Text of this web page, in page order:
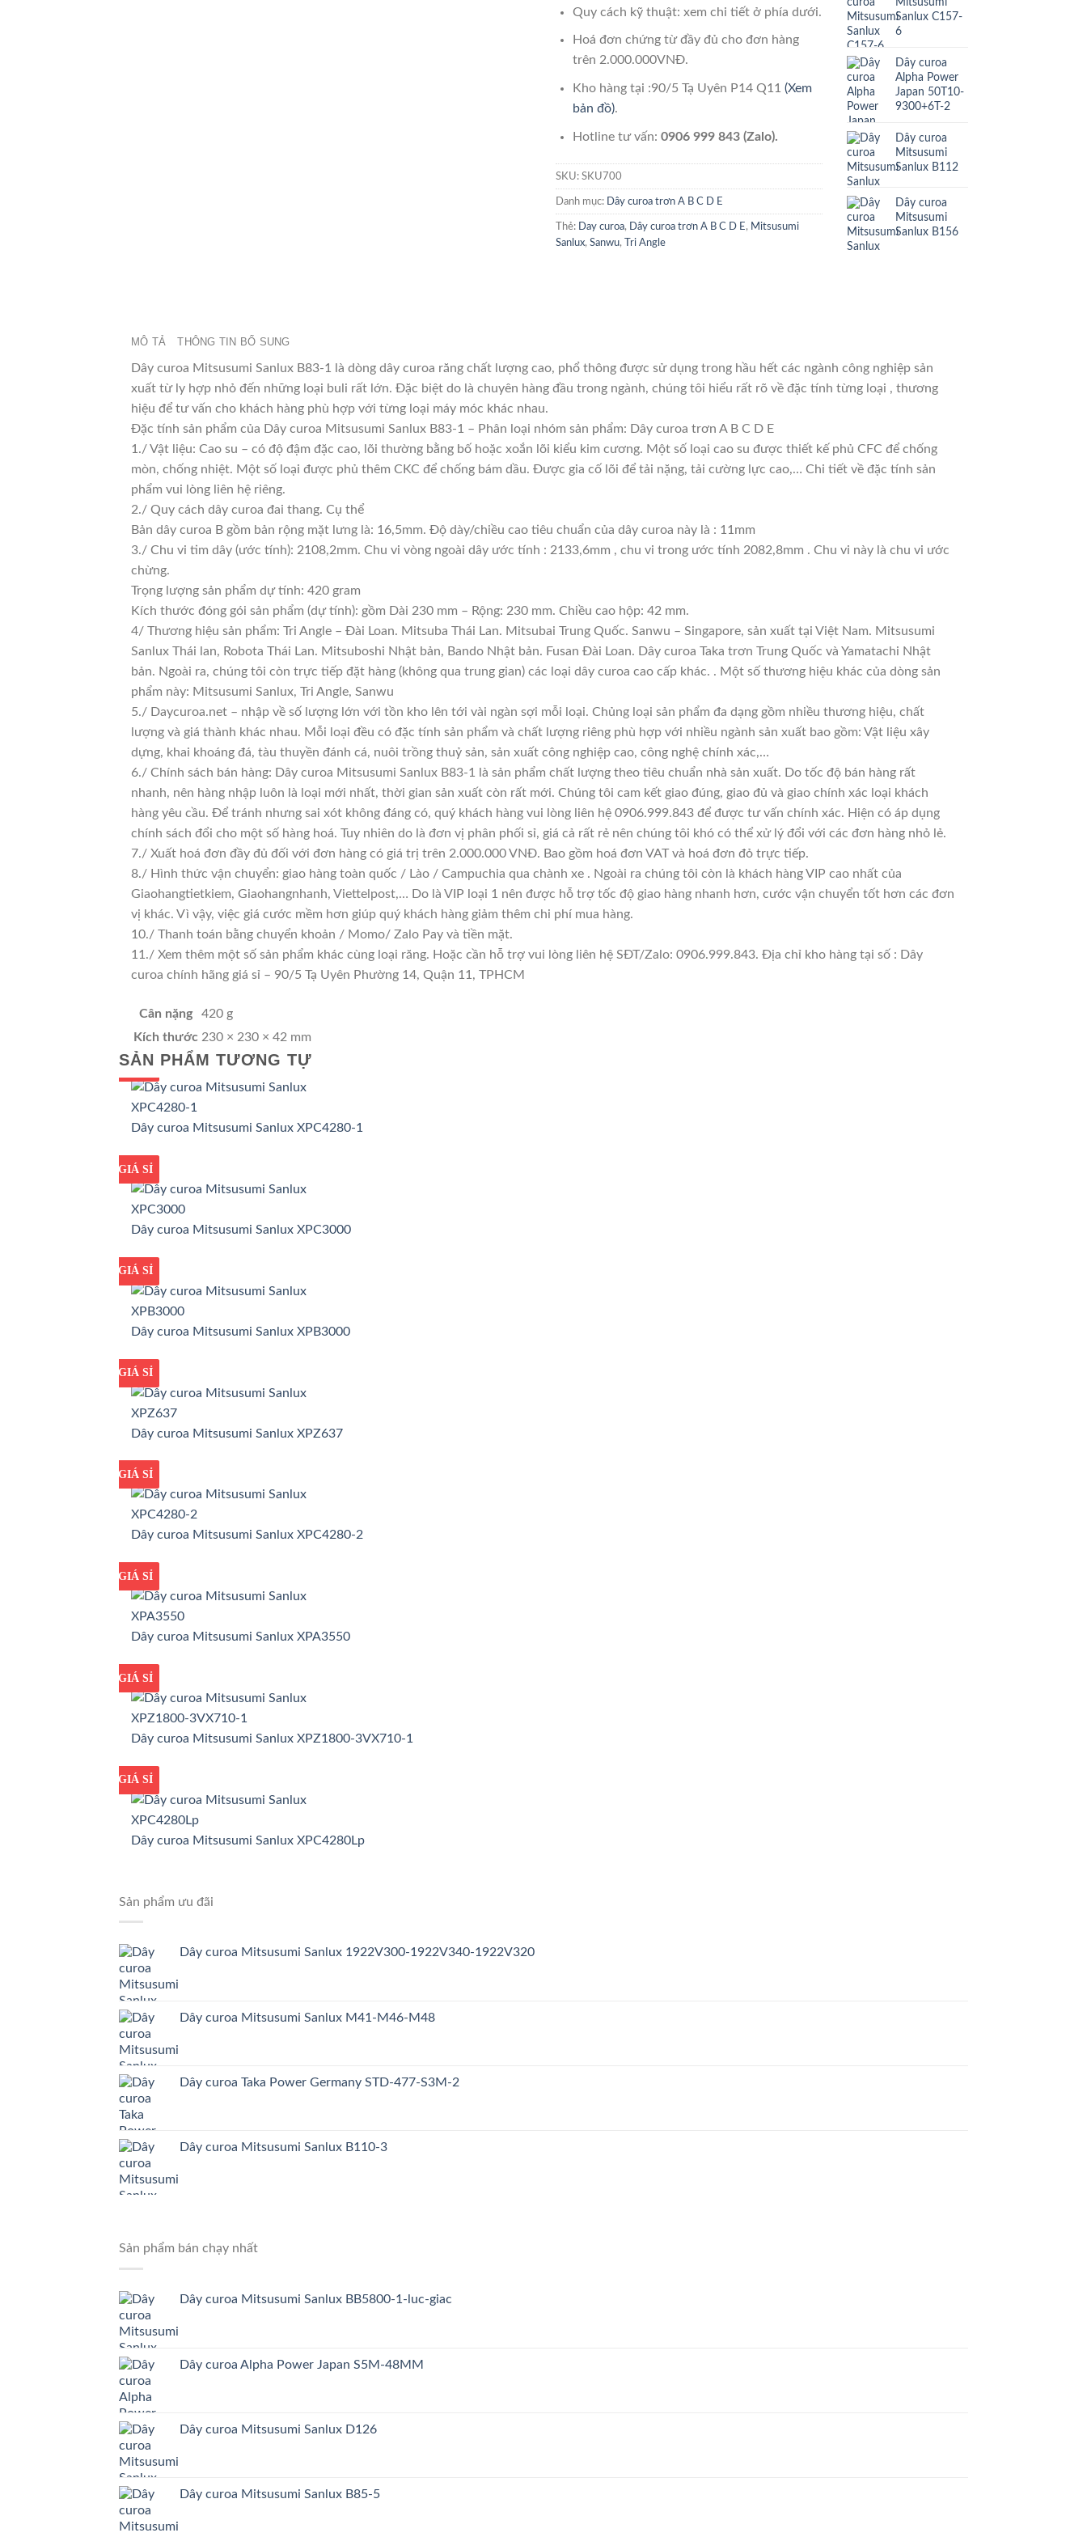
Quy cách kỹ thuật: xem chi tiết ở phía dưới.
Hoá đơn chứng từ đầy đủ cho đơn hàng
trên 2.000.000VNĐ.
Kho hàng tại :90/5 Tạ Uyên P14 Q11 (Xem
bản đồ).
Hotline tư vấn: 0906 999 843 (Zalo).
SKU: SKU700
Danh mục: Dây curoa trơn A B C D E
Thẻ: Day curoa, Dây curoa trơn A B C D E , Mitsusumi
Sanlux, Sanwu, Tri Angle
Sanlux C157-
6
Dây curoa
Alpha Power
Japan 50T10-
9300+6T-2
Dây curoa
Mitsusumi
Sanlux B112
Dây curoa
Mitsusumi
Sanlux B156
MÔ TẢ THÔNG TIN BỔ SUNG
Dây curoa Mitsusumi Sanlux B83-1 là dòng dây curoa răng chất lượng cao, phổ thông được sử dụng trong hầu hết các ngành công nghiệp sản
xuất từ ly hợp nhỏ đến những loại buli rất lớn. Đặc biệt do là chuyên hàng đầu trong ngành, chúng tôi hiểu rất rõ về đặc tính từng loại , thương
hiệu để tư vấn cho khách hàng phù hợp với từng loại máy móc khác nhau.
Đặc tính sản phẩm của Dây curoa Mitsusumi Sanlux B83-1 – Phân loại nhóm sản phẩm: Dây curoa trơn A B C D E
1./ Vật liệu: Cao su – có độ đậm đặc cao, lõi thường bằng bố hoặc xoắn lõi kiểu kim cương. Một số loại cao su được thiết kế phủ CFC để chống
mòn, chống nhiệt. Một số loại được phủ thêm CKC để chống bám dầu. Được gia cố lõi để tải nặng, tải cường lực cao,… Chi tiết về đặc tính sản
phẩm vui lòng liên hệ riêng.
2./ Quy cách dây curoa đai thang. Cụ thể
Bản dây curoa B gồm bản rộng mặt lưng là: 16,5mm. Độ dày/chiều cao tiêu chuẩn của dây curoa này là : 11mm
3./ Chu vi tim dây (ước tính): 2108,2mm. Chu vi vòng ngoài dây ước tính : 2133,6mm , chu vi trong ước tính 2082,8mm . Chu vi này là chu vi ước
chừng.
Trọng lượng sản phẩm dự tính: 420 gram
Kích thước đóng gói sản phẩm (dự tính): gồm Dài 230 mm – Rộng: 230 mm. Chiều cao hộp: 42 mm.
4/ Thương hiệu sản phẩm: Tri Angle – Đài Loan. Mitsuba Thái Lan. Mitsubai Trung Quốc. Sanwu – Singapore, sản xuất tại Việt Nam. Mitsusumi
Sanlux Thái lan, Robota Thái Lan. Mitsuboshi Nhật bản, Bando Nhật bản. Fusan Đài Loan. Dây curoa Taka trơn Trung Quốc và Yamatachi Nhật
bản. Ngoài ra, chúng tôi còn trực tiếp đặt hàng (không qua trung gian) các loại dây curoa cao cấp khác. . Một số thương hiệu khác của dòng sản
phẩm này: Mitsusumi Sanlux, Tri Angle, Sanwu
5./ Daycuroa.net – nhập về số lượng lớn với tồn kho lên tới vài ngàn sợi mỗi loại. Chủng loại sản phẩm đa dạng gồm nhiều thương hiệu, chất
lượng và giá thành khác nhau. Mỗi loại đều có đặc tính sản phẩm và chất lượng riêng phù hợp với nhiều ngành sản xuất bao gồm: Vật liệu xây
dựng, khai khoáng đá, tàu thuyền đánh cá, nuôi trồng thuỷ sản, sản xuất công nghiệp cao, công nghệ chính xác,…
6./ Chính sách bán hàng: Dây curoa Mitsusumi Sanlux B83-1 là sản phẩm chất lượng theo tiêu chuẩn nhà sản xuất. Do tốc độ bán hàng rất
nhanh, nên hàng nhập luôn là loại mới nhất, thời gian sản xuất còn rất mới. Chúng tôi cam kết giao đúng, giao đủ và giao chính xác loại khách
hàng yêu cầu. Để tránh nhưng sai xót không đáng có, quý khách hàng vui lòng liên hệ 0906.999.843 để được tư vấn chính xác. Hiện có áp dụng
chính sách đổi cho một số hàng hoá. Tuy nhiên do là đơn vị phân phối sỉ, giá cả rất rẻ nên chúng tôi khó có thể xử lý đổi với các đơn hàng nhỏ lẻ.
7./ Xuất hoá đơn đầy đủ đối với đơn hàng có giá trị trên 2.000.000 VNĐ. Bao gồm hoá đơn VAT và hoá đơn đỏ trực tiếp.
8./ Hình thức vận chuyển: giao hàng toàn quốc / Lào / Campuchia qua chành xe . Ngoài ra chúng tôi còn là khách hàng VIP cao nhất của
Giaohangtietkiem, Giaohangnhanh, Viettelpost,… Do là VIP loại 1 nên được hỗ trợ tốc độ giao hàng nhanh hơn, cước vận chuyển tốt hơn các đơn
vị khác. Vì vậy, việc giá cước mềm hơn giúp quý khách hàng giảm thêm chi phí mua hàng.
10./ Thanh toán bằng chuyển khoản / Momo/ Zalo Pay và tiền mặt.
11./ Xem thêm một số sản phẩm khác cùng loại răng. Hoặc cần hỗ trợ vui lòng liên hệ SĐT/Zalo: 0906.999.843. Địa chỉ kho hàng tại số : Dây
curoa chính hãng giá sỉ – 90/5 Tạ Uyên Phường 14, Quận 11, TPHCM
Cân nặng
420 g
Kích thước 230 × 230 × 42 mm
SẢN PHẨM TƯƠNG TỰ
GIÁ TỐT
GIÁ SỈ
Dây curoa Mitsusumi Sanlux XPC4280-1
GIÁ TỐT
GIÁ SỈ
Dây curoa Mitsusumi Sanlux XPC3000
GIÁ TỐT
GIÁ SỈ
Dây curoa Mitsusumi Sanlux XPB3000
GIÁ TỐT
GIÁ SỈ
Dây curoa Mitsusumi Sanlux XPZ637
GIÁ TỐT
GIÁ SỈ
Dây curoa Mitsusumi Sanlux XPC4280-2
GIÁ TỐT
GIÁ SỈ
Dây curoa Mitsusumi Sanlux XPA3550
GIÁ TỐT
GIÁ SỈ
Dây curoa Mitsusumi Sanlux XPZ1800-3VX710-1
GIÁ TỐT
GIÁ SỈ
Dây curoa Mitsusumi Sanlux XPC4280Lp
Sản phẩm ưu đãi
Dây curoa Mitsusumi Sanlux 1922V300-1922V340-1922V320
Dây curoa Mitsusumi Sanlux M41-M46-M48
Dây curoa Taka Power Germany STD-477-S3M-2
Dây curoa Mitsusumi Sanlux B110-3
Sản phẩm bán chạy nhất
Dây curoa Mitsusumi Sanlux BB5800-1-luc-giac
Dây curoa Alpha Power Japan S5M-48MM
Dây curoa Mitsusumi Sanlux D126
Dây curoa Mitsusumi Sanlux B85-5